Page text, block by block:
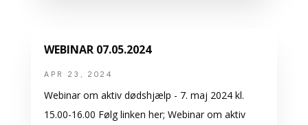
WEBINAR 07.05.2024
APR 23, 2024
Webinar om aktiv dødshjælp - 7. maj 2024 kl.
15.00-16.00 Følg linken her; Webinar om aktiv